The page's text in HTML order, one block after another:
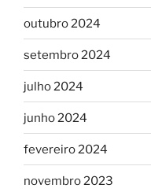
outubro 2024
setembro 2024
julho 2024
junho 2024
fevereiro 2024
novembro 2023